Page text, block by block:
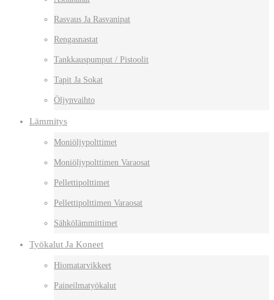
Rasvaus Ja Rasvanipat
Rengasnastat
Tankkauspumput / Pistoolit
Tapit Ja Sokat
Öljynvaihto
Lämmitys
Moniöljypolttimet
Moniöljypolttimen Varaosat
Pellettipolttimet
Pellettipolttimen Varaosat
Sähkölämmittimet
Työkalut Ja Koneet
Hiomatarvikkeet
Paineilmatyökalut